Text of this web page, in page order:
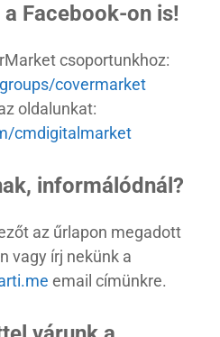
Facebook-on is!
csoportunkhoz:
covermarket
oldalunkat:
cmdigitalmarket
informálódnál?
az űrlapon megadott
vagy írj nekünk a
email címünkre.